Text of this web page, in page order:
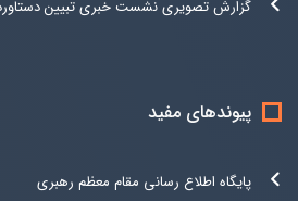
گزارش تصویری نشست خبری تبیین
پیوندهای مفید
پایگاه اطلاع رسانی مقام معظم رهبری